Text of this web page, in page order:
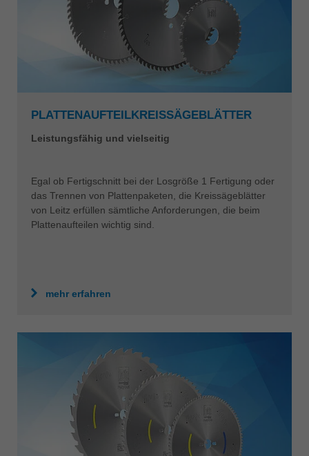
PLATTENAUFTEILKREISSÄGEBLÄTTER
Leistungsfähig und vielseitig
Egal ob Fertigschnitt bei der Losgröße 1 Fertigung oder
das Trennen von Plattenpaketen, die Kreissägeblätter
von Leitz erfüllen sämtliche Anforderungen, die beim
Plattenaufteilen wichtig sind.
mehr erfahren